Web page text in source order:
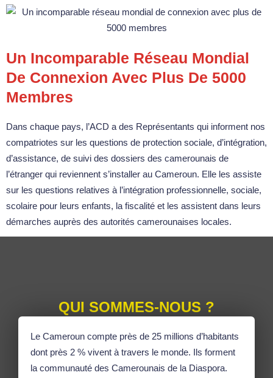
Un Incomparable Réseau Mondial
De Connexion Avec Plus De 5000
Membres
Dans chaque pays, l’ACD a des Représentants qui informent nos
compatriotes sur les questions de protection sociale, d’intégration,
d’assistance, de suivi des dossiers des camerounais de
l’étranger qui reviennent s’installer au Cameroun. Elle les assiste
sur les questions relatives à l’intégration professionnelle, sociale,
scolaire pour leurs enfants, la fiscalité et les assistent dans leurs
démarches auprès des autorités camerounaises locales.
QUI SOMMES-NOUS ?
Le Cameroun compte près de 25 millions d’habitants
dont près 2 % vivent à travers le monde. Ils forment
la communauté des Camerounais de la Diaspora.